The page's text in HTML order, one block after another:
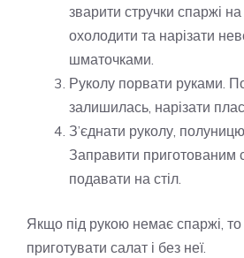
зварити стручки спаржі
охолодити та нарізати
шматочками.
Руколу порвати руками.
залишилась, нарізати
З’єднати руколу,
Заправити приготованим
подавати на стіл.
Якщо під рукою немає спаржі,
приготувати салат і без неї.